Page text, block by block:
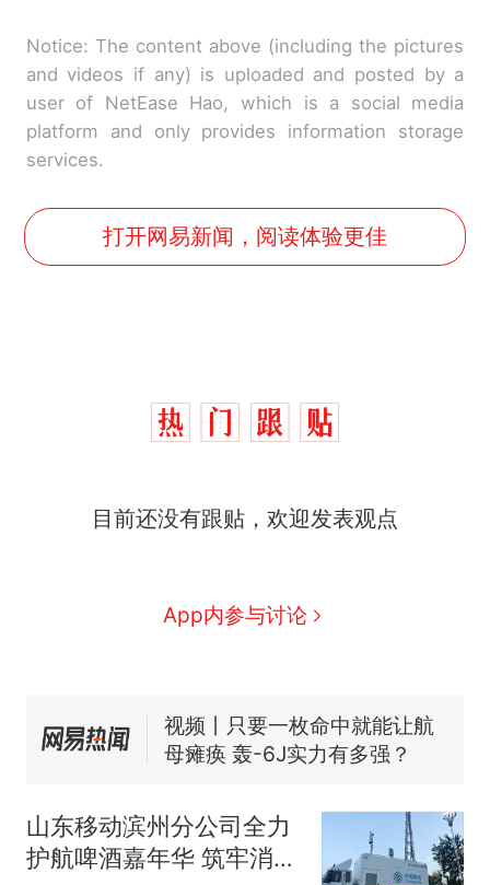
Notice: The content above (including the pictures
and videos if any) is uploaded and posted by a
user of NetEase Hao, which is a social media
platform and only provides information storage
services.
打开网易新闻，阅读体验更佳
目前还没有跟贴，欢迎发表观点
App内参与讨论
十多万人报名的考试，成绩
全部作废，公平么？
国大使骑行绕了几乎整个国境
搬家报价570元，搬到楼下交
空调24小时开着反而更省电？
电力部门回应
的抢着买
热 十多万人报名的考试，成绩
山东移动滨州分公司全力
护航啤酒嘉年华 筑牢消费